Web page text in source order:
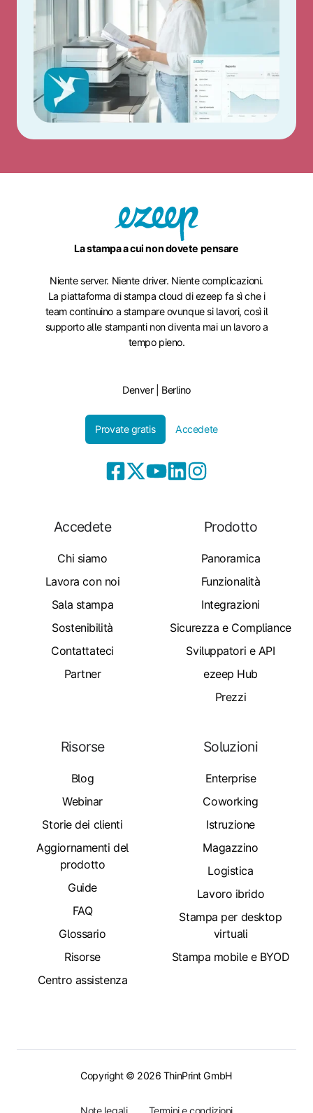
La stampa a cui non dovete pensare
Niente server. Niente driver. Niente complicazioni.
La piattaforma di stampa cloud di ezeep fa sì che i
team continuino a stampare ovunque si lavori, così il
supporto alle stampanti non diventa mai un lavoro a
tempo pieno.
Denver | Berlino
Provate gratis Accedete
Accedete
Chi siamo
Lavora con noi
Sala stampa
Sostenibilità
Contattateci
Partner
Prodotto
Panoramica
Funzionalità
Integrazioni
Sicurezza e Compliance
Sviluppatori e API
ezeep Hub
Prezzi
Risorse
Blog
Webinar
Storie dei clienti
Aggiornamenti del
prodotto
Guide
FAQ
Glossario
Risorse
Centro assistenza
Soluzioni
Enterprise
Coworking
Istruzione
Magazzino
Logistica
Lavoro ibrido
Stampa per desktop
virtuali
Stampa mobile e BYOD
Copyright © 2026 ThinPrint GmbH